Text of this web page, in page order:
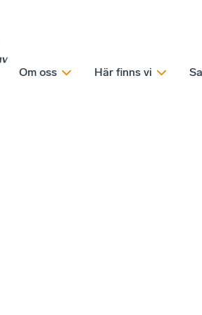
Om oss Här finns vi